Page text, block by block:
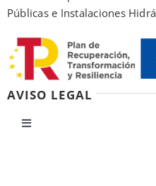
Públicas e Instalaciones
AVISO LEGAL
Toggle